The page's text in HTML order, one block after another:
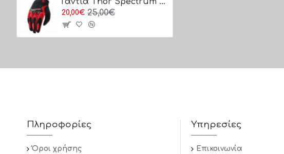
20,00€ 25,00€
Πληροφορίες
Όροι χρήσης
Υπηρεσίες
Επικοινωνία